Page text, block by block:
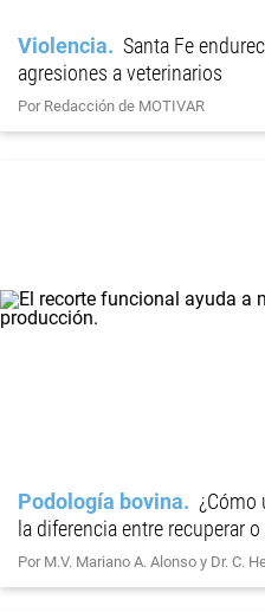
Violencia
Santa Fe
agresiones a veterinarios
Por Redacción de MOTIVAR
Podología bovina
¿Cómo
la diferencia entre recuperar
Por M.V. Mariano A. Alonso y Dr. C.